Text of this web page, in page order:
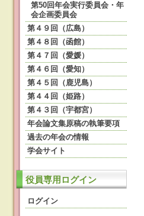
第50回年会実行委員会・年
会企画委員会
第４９回（広島）
第４８回（函館）
第４７回（愛媛）
第４６回（愛知）
第４５回（鹿児島）
第４４回（姫路）
第４３回（宇都宮）
年会論文集原稿の執筆要項
過去の年会の情報
学会サイト
役員専用ログイン
ログイン